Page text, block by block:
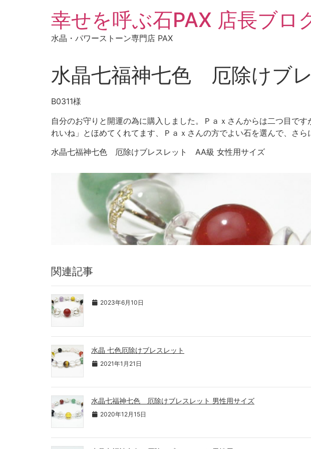
幸せを呼ぶ石PAX 店長ブロ
水晶・パワーストーン専門店 PAX
水晶七福神七色 厄除けブ
B0311様
自分のお守りと開運の為に購入しました。Ｐａｘさんからは二つ目で
れいね」とほめてくれてます、Ｐａｘさんの方でよい石を選んで、さ
水晶七福神七色 厄除けブレスレット AA級 女性用サイズ
関連記事
2023年6月10日
水晶 七色厄除けブレスレット
2021年1月21日
水晶七福神七色 厄除けブレスレット 男性用サイズ
2020年12月15日